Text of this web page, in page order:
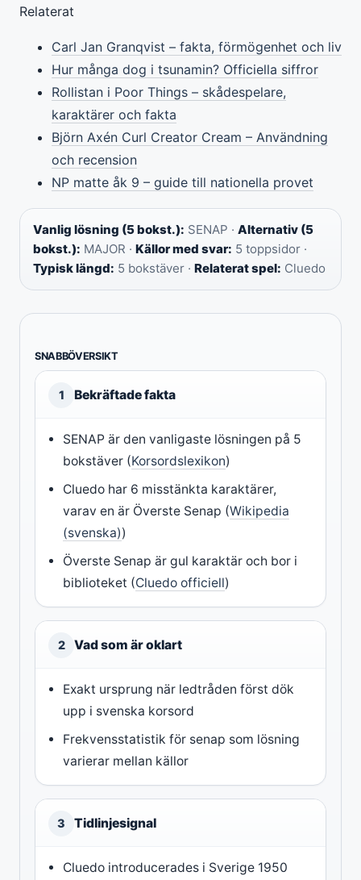
Relaterat
Carl Jan Granqvist – fakta, förmögenhet och liv
Hur många dog i tsunamin? Officiella siffror
Rollistan i Poor Things – skådespelare,
karaktärer och fakta
Björn Axén Curl Creator Cream – Användning
och recension
NP matte åk 9 – guide till nationella provet
Vanlig lösning (5 bokst.): SENAP · Alternativ (5
bokst.): MAJOR · Källor med svar: 5 toppsidor ·
Typisk längd: 5 bokstäver · Relaterat spel: Cluedo
SNABBÖVERSIKT
1 Bekräftade fakta
SENAP är den vanligaste lösningen på 5
bokstäver (Korsordslexikon)
Cluedo har 6 misstänkta karaktärer,
varav en är Överste Senap (Wikipedia
(svenska))
Överste Senap är gul karaktär och bor i
biblioteket (Cluedo officiell)
2 Vad som är oklart
Exakt ursprung när ledtråden först dök
upp i svenska korsord
Frekvensstatistik för senap som lösning
varierar mellan källor
3 Tidlinjesignal
Cluedo introducerades i Sverige 1950